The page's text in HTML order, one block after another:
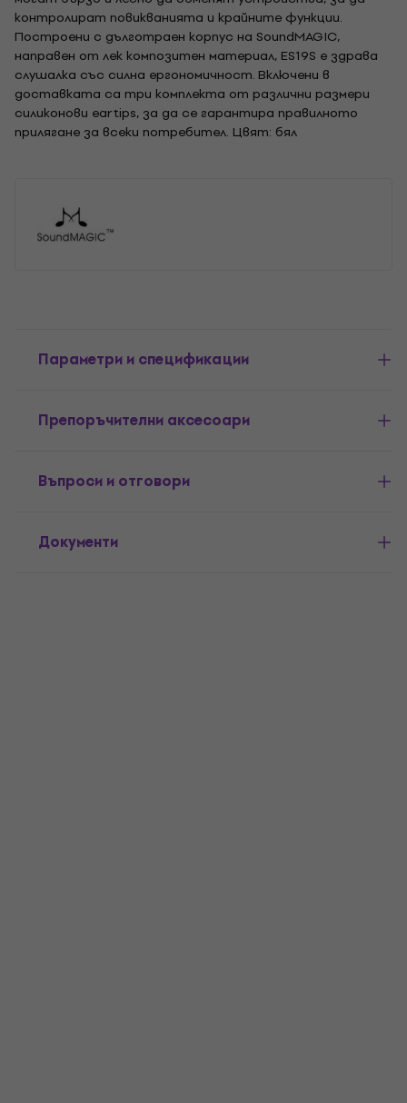
контролират повикванията и крайните функции.
Построени с дълготраен корпус на SoundMAGIC,
направен от лек композитен материал, ES19S е здрава
слушалка със силна ергономичност. Включени в
доставката са три комплекта от различни размери
силиконови eartips, за да се гарантира правилното
прилягане за всеки потребител. Цвят: бял
Параметри и спецификации
Препоръчителни аксесоари
Въпроси и отговори
Документи